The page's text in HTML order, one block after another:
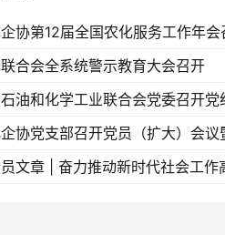
协第12届全国农化服务工作年会
合会全系统警示教育大会召开